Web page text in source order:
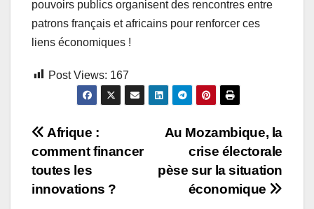
pouvoirs publics organisent des rencontres entre
patrons français et africains pour renforcer ces
liens économiques !
Post Views: 167
Navigation
de
l’article
Au Mozambique, la
crise électorale
pèse sur la situation
économique
Afrique :
comment financer
toutes les
innovations ?